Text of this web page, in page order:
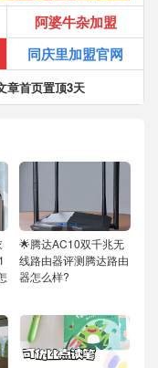
阿婆牛杂加盟
同庆里加盟官网
章首页置顶3天
🌟腾达AC10双千兆无
线路由器评测腾达路由
器怎么样?